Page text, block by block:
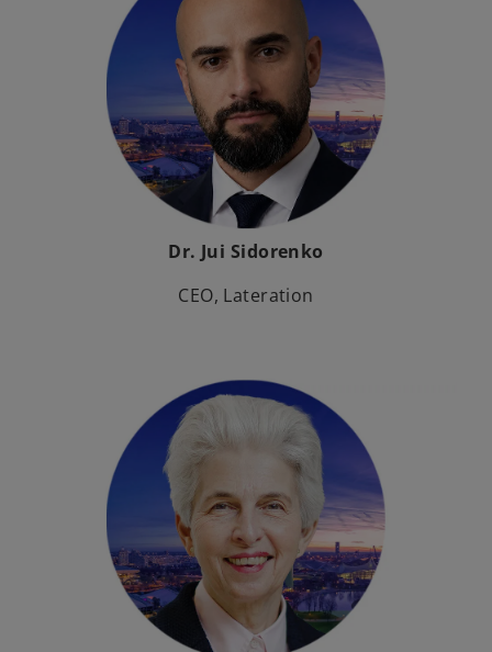
Dr. Jui Sidorenko
CEO, Lateration